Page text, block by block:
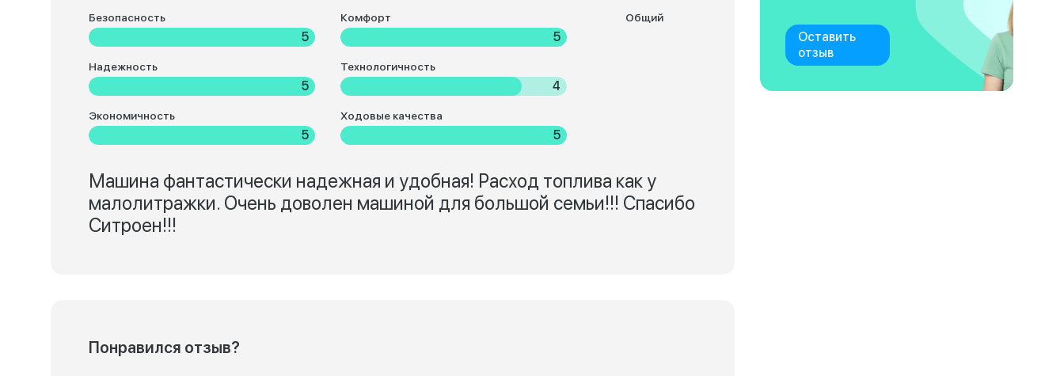
Безопасность
5
Комфорт
5
Надежность
5
Технологичность
4
Экономичность
5
Ходовые качества
5
Общий
Машина фантастически надежная и удобная! Расход топлива как у
малолитражки. Очень доволен машиной для большой семьи!!! Спасибо
Ситроен!!!
Понравился отзыв?
Оставить
отзыв